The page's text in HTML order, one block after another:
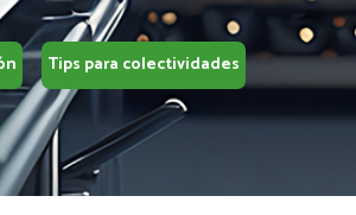
Tips para colectividades